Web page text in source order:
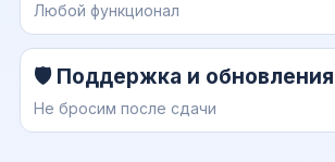
Любой функционал
🛡️ Поддержка и обновления
Не бросим после сдачи